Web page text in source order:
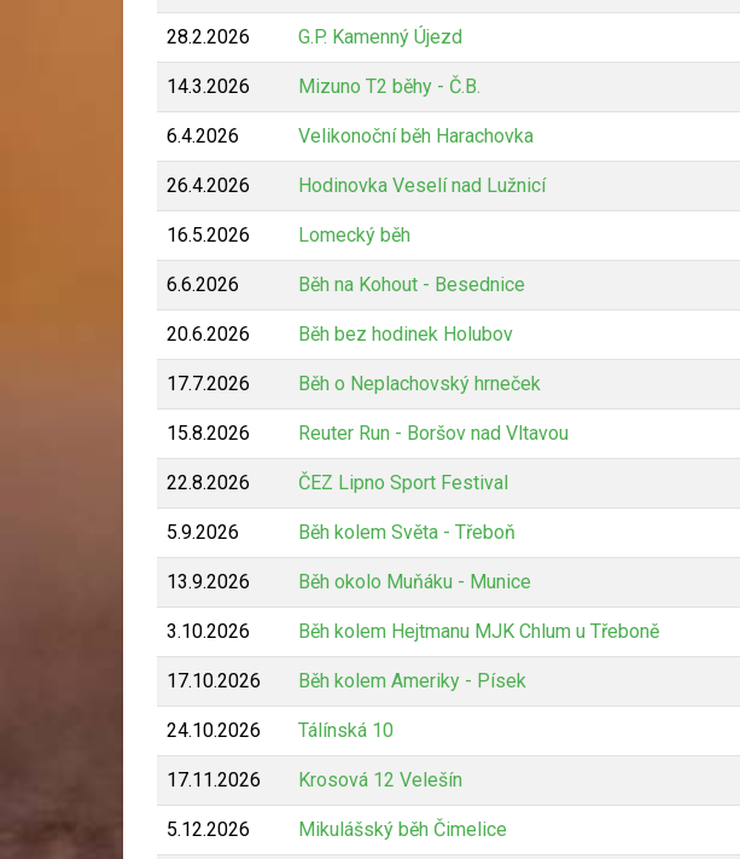
28.2.2026 G.P. Kamenný Újezd
14.3.2026 Mizuno T2 běhy - Č.B.
6.4.2026 Velikonoční běh Harachovka
26.4.2026 Hodinovka Veselí nad Lužnicí
16.5.2026 Lomecký běh
6.6.2026 Běh na Kohout - Besednice
20.6.2026 Běh bez hodinek Holubov
17.7.2026 Běh o Neplachovský hrneček
15.8.2026 Reuter Run - Boršov nad Vltavou
22.8.2026 ČEZ Lipno Sport Festival
5.9.2026 Běh kolem Světa - Třeboň
13.9.2026 Běh okolo Muňáku - Munice
3.10.2026 Běh kolem Hejtmanu MJK Chlum u Třeboně
17.10.2026 Běh kolem Ameriky - Písek
24.10.2026 Tálínská 10
17.11.2026 Krosová 12 Velešín
5.12.2026 Mikulášský běh Čimelice